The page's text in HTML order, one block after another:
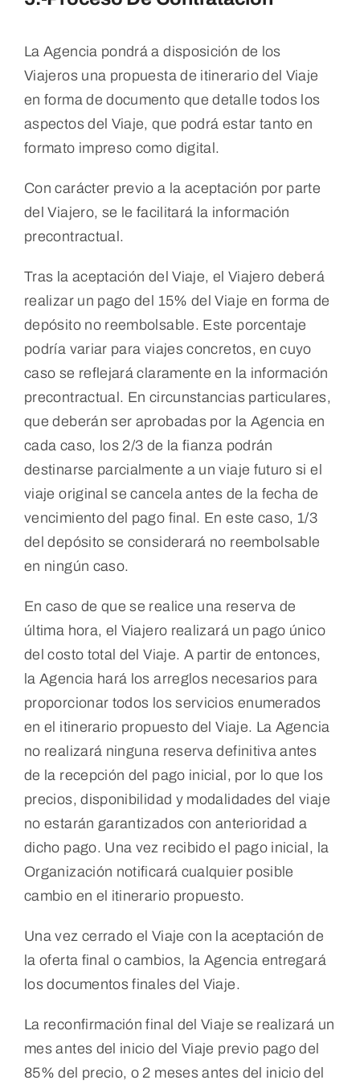
La Agencia pondrá a disposición de los
Viajeros una propuesta de itinerario del Viaje
en forma de documento que detalle todos los
aspectos del Viaje, que podrá estar tanto en
formato impreso como digital.
Con carácter previo a la aceptación por parte
del Viajero, se le facilitará la información
precontractual.
Tras la aceptación del Viaje, el Viajero deberá
realizar un pago del 15% del Viaje en forma de
depósito no reembolsable. Este porcentaje
podría variar para viajes concretos, en cuyo
caso se reflejará claramente en la información
precontractual. En circunstancias particulares,
que deberán ser aprobadas por la Agencia en
cada caso, los 2/3 de la fianza podrán
destinarse parcialmente a un viaje futuro si el
viaje original se cancela antes de la fecha de
vencimiento del pago final. En este caso, 1/3
del depósito se considerará no reembolsable
en ningún caso.
En caso de que se realice una reserva de
última hora, el Viajero realizará un pago único
del costo total del Viaje. A partir de entonces,
la Agencia hará los arreglos necesarios para
proporcionar todos los servicios enumerados
en el itinerario propuesto del Viaje. La Agencia
no realizará ninguna reserva definitiva antes
de la recepción del pago inicial, por lo que los
precios, disponibilidad y modalidades del viaje
no estarán garantizados con anterioridad a
dicho pago. Una vez recibido el pago inicial, la
Organización notificará cualquier posible
cambio en el itinerario propuesto.
Una vez cerrado el Viaje con la aceptación de
la oferta final o cambios, la Agencia entregará
los documentos finales del Viaje.
La reconfirmación final del Viaje se realizará un
mes antes del inicio del Viaje previo pago del
85% del precio, o 2 meses antes del inicio del